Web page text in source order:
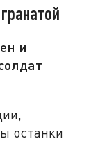
и
останки